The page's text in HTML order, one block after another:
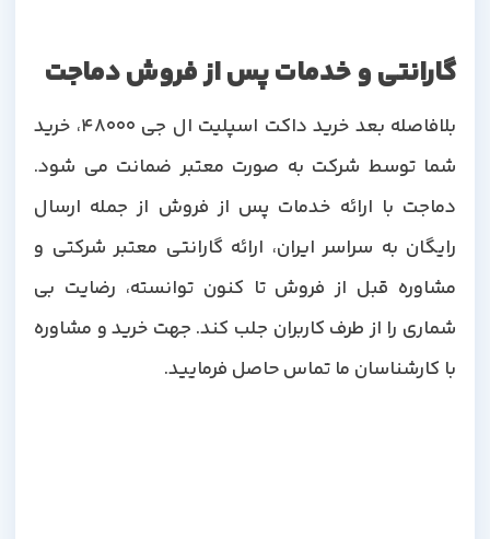
گارانتی و خدمات پس از فروش دماجت
بلافاصله بعد خرید داکت اسپلیت ال جی 48000، خرید
شما توسط شرکت به صورت معتبر ضمانت می شود.
دماجت با ارائه خدمات پس از فروش از جمله ارسال
رایگان به سراسر ایران، ارائه گارانتی معتبر شرکتی و
مشاوره قبل از فروش تا کنون توانسته، رضایت بی
شماری را از طرف کاربران جلب کند. جهت خرید و مشاوره
با کارشناسان ما تماس حاصل فرمایید.